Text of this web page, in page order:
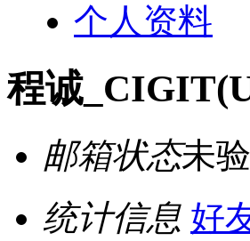
个人资料
程诚_CIGIT
邮箱状态未
统计信息 好